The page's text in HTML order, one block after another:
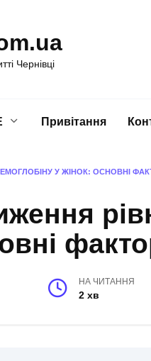
Чернівці
Привітання
У ЖІНОК: ОСНОВНІ
НА ЧИТАННЯ
2 хв